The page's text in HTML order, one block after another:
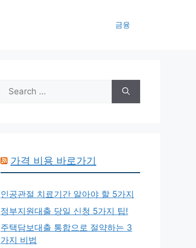
금융
Search
for:
가격 비용 바로가기
인공관절 치료기간 알아야 할 5가지
정부지원대출 당일 신청 5가지 팁!
주택담보대출 통합으로 절약하는 3
가지 비법